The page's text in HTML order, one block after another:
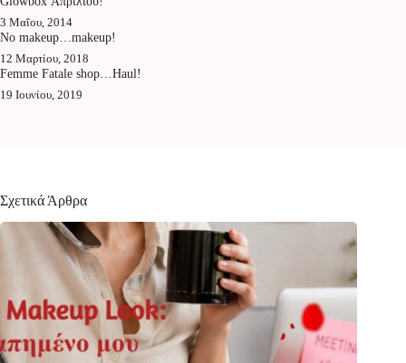
3 Μαΐου, 2014
No makeup…makeup!
12 Μαρτίου, 2018
Femme Fatale shop…Haul!
19 Ιουνίου, 2019
Σχετικά Άρθρα